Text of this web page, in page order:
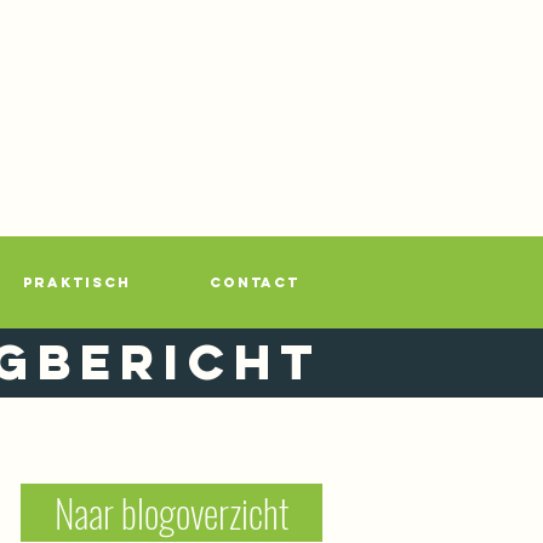
PRAKTISCH CONTACT
Naar blogoverzicht